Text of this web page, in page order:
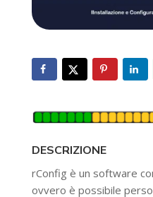
DESCRIZIONE
rConfig è un software
ovvero è possibile